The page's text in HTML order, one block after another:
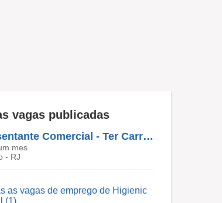
vagas publicadas
Representante Comercial - Ter Carro E Morar No Local Que Vai Atuar
mes
- RJ
as vagas de emprego de Higienic
(1)